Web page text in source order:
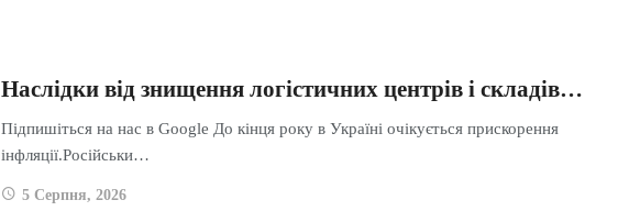
Наслідки від знищення логістичних центрів і складів…
Підпишіться на нас в Google До кінця року в Україні очікується прискорення
інфляції.Російськи…
5 Серпня, 2026